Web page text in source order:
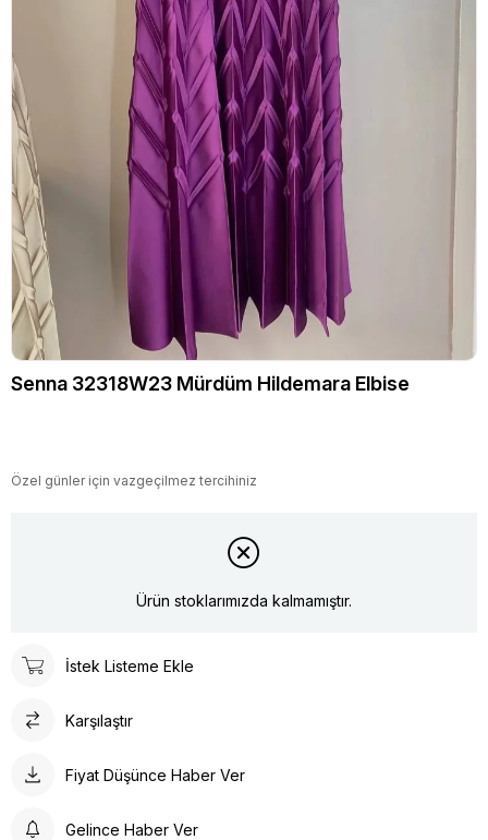
Senna 32318W23 Mürdüm Hildemara Elbise
Özel günler için vazgeçilmez tercihiniz
Ürün stoklarımızda kalmamıştır.
İstek Listeme Ekle
Karşılaştır
Fiyat Düşünce Haber Ver
Gelince Haber Ver